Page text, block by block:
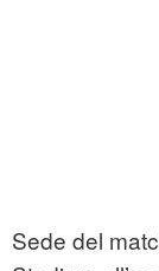
Sede del